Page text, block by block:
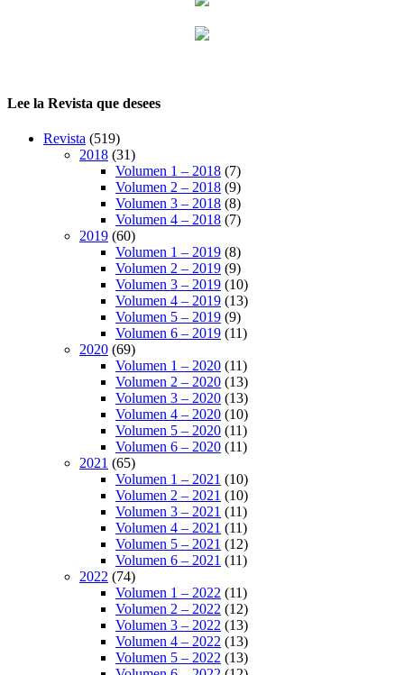
Lee la Revista que desees
Revista (519)
2018 (31)
Volumen 1 – 2018 (7)
Volumen 2 – 2018 (9)
Volumen 3 – 2018 (8)
Volumen 4 – 2018 (7)
2019 (60)
Volumen 1 – 2019 (8)
Volumen 2 – 2019 (9)
Volumen 3 – 2019 (10)
Volumen 4 – 2019 (13)
Volumen 5 – 2019 (9)
Volumen 6 – 2019 (11)
2020 (69)
Volumen 1 – 2020 (11)
Volumen 2 – 2020 (13)
Volumen 3 – 2020 (13)
Volumen 4 – 2020 (10)
Volumen 5 – 2020 (11)
Volumen 6 – 2020 (11)
2021 (65)
Volumen 1 – 2021 (10)
Volumen 2 – 2021 (10)
Volumen 3 – 2021 (11)
Volumen 4 – 2021 (11)
Volumen 5 – 2021 (12)
Volumen 6 – 2021 (11)
2022 (74)
Volumen 1 – 2022 (11)
Volumen 2 – 2022 (12)
Volumen 3 – 2022 (13)
Volumen 4 – 2022 (13)
Volumen 5 – 2022 (13)